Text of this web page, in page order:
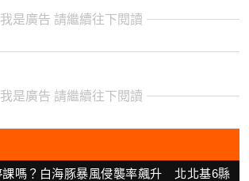
我是廣告 請繼續往下閱讀
我是廣告 請繼續往下閱讀
課嗎？白海豚暴風侵襲率飆升 北北基6縣